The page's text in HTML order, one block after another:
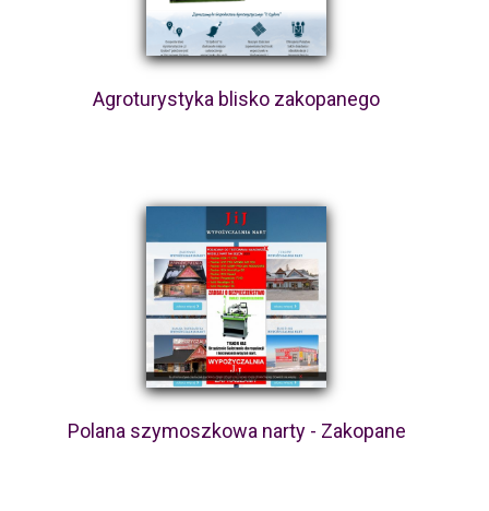
Agroturystyka blisko zakopanego
Polana szymoszkowa narty - Zakopane